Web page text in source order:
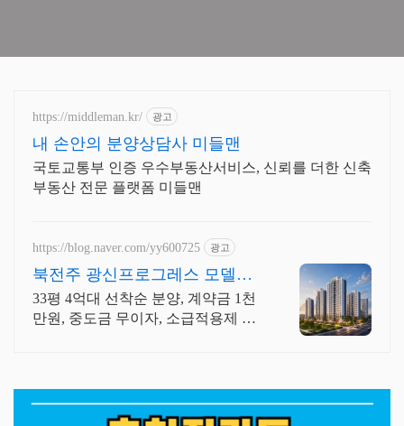
https://middleman.kr/ 광고
내 손안의 분양상담사 미들맨
국토교통부 인증 우수부동산서비스, 신뢰를 더한 신축
부동산 전문 플랫폼 미들맨
https://blog.naver.com/yy600725 광고
북전주 광신프로그레스 모델하
우스 상담사 연결
33평 4억대 선착순 분양, 계약금 1천
만원, 중도금 무이자, 소급적용제 도